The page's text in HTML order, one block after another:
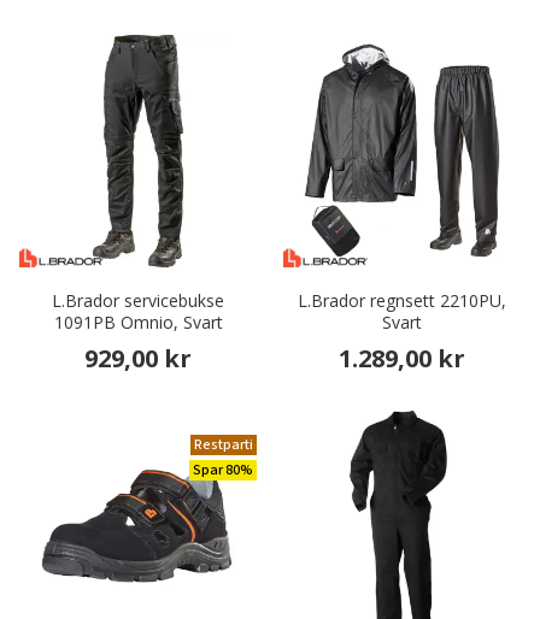
L.Brador servicebukse
1091PB Omnio, Svart
929,00 kr
L.Brador regnsett 2210PU,
Svart
1.289,00 kr
Restparti
Spar 80%